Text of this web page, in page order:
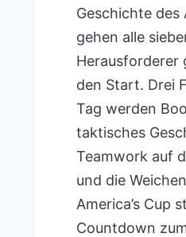
Geschichte des
gehen alle
Herausforderer
den Start. Drei
Tag werden
taktisches
Teamwork auf
und die
America’s Cup
Countdown